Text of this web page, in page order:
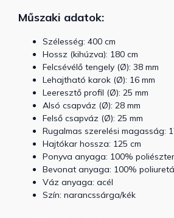
Műszaki adatok:
Szélesség: 400 cm
Hossz (kihúzva): 180 cm
Felcsévélő tengely (Ø): 38 mm
Lehajtható karok (Ø): 16 mm
Leeresztő profil (Ø): 25 mm
Alsó csapváz (Ø): 28 mm
Felső csapváz (Ø): 25 mm
Rugalmas szerelési magasság:
Hajtókar hossza: 125 cm
Ponyva anyaga: 100% poliészter
Bevonat anyaga: 100%
Váz anyaga: acél
Szín: narancssárga/kék